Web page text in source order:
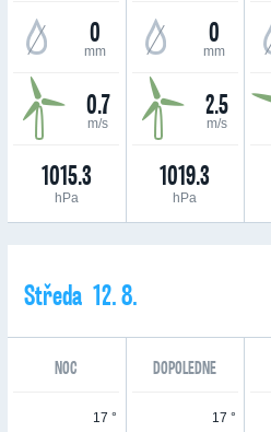
0
mm
0.7
m/s
1015.3
hPa
0
mm
2.5
m/s
1019.3
hPa
Středa 12. 8.
NOC DOPOLEDNE
17 ° 17 °